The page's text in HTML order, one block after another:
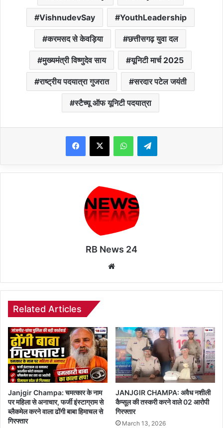
VishnudevSay YouthLeadership
करमसद से केवड़िया छत्तीसगढ़ युवा दल
मुख्यमंत्री विष्णुदेव साय यूनिटी मार्च 2025
राष्ट्रीय पदयात्रा गुजरात सरदार पटेल जयंती
स्टैच्यू ऑफ यूनिटी पदयात्रा
WhatsAppTelegram
RB News 24
Related Articles
Janjgir Champa: चमत्कार के नाम
पर महिला से अनाचार, फर्जी इंस्टाग्राम से
ब्लैकमेल करने वाला ढोंगी बाबा हिमाचल से
गिरफ्तार
JANJGIR CHAMPA: अवैध नशीली
कैप्सूल की तस्करी करने वाले 02 आरोपी
गिरफ्तार
March 13, 2026